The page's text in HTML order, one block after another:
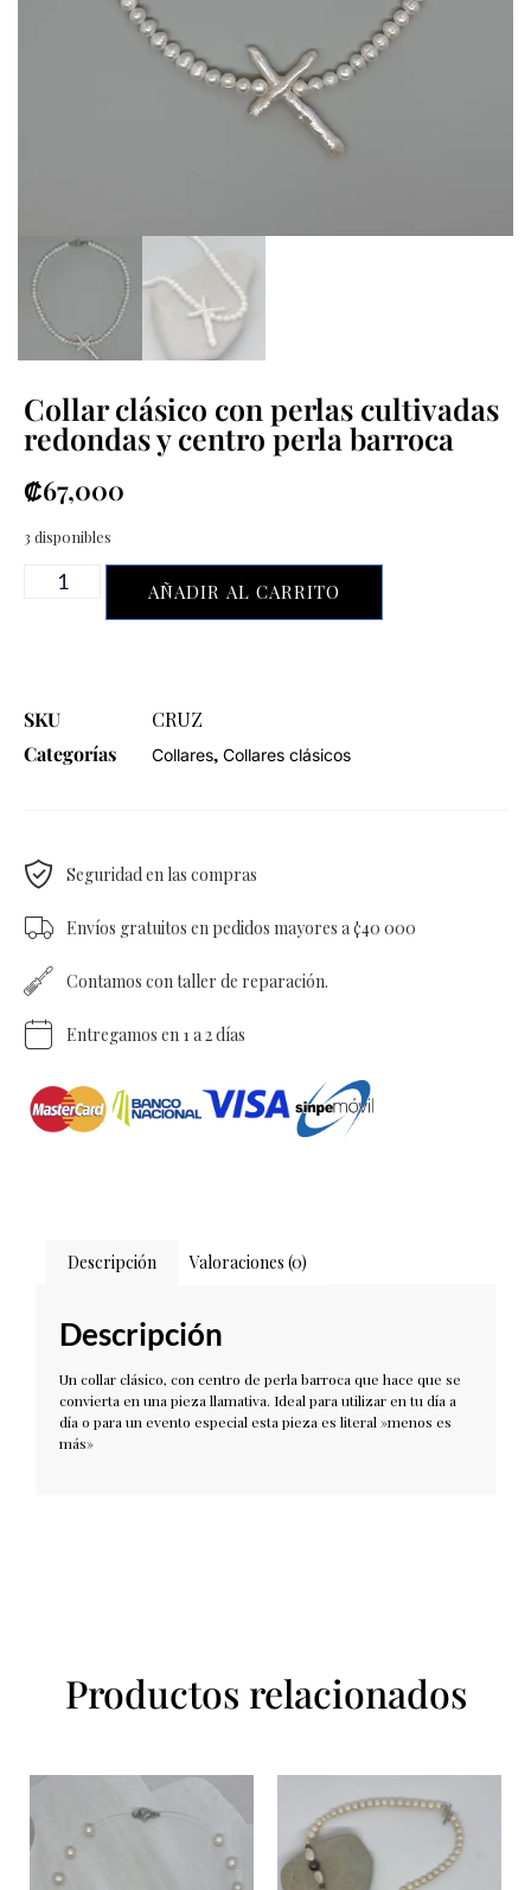
Collar clásico con perlas cultivadas
redondas y centro perla barroca
₡67,000
3 disponibles
AÑADIR AL CARRITO
SKU
CRUZ
Categorías
Collares, Collares clásicos
Seguridad en las compras
Envíos gratuitos en pedidos mayores a ¢40 000
Contamos con taller de reparación.
Entregamos en 1 a 2 días
Descripción Valoraciones (0)
Descripción
Un collar clásico, con centro de perla barroca que hace que se
convierta en una pieza llamativa. Ideal para utilizar en tu día a
día o para un evento especial esta pieza es literal »menos es
más»
Productos relacionados